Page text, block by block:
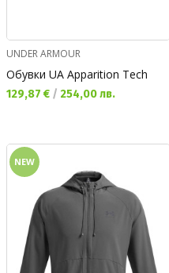
UNDER ARMOUR
Обувки UA Apparition Tech
Текуща цена:
129,87 € / 254,00 лв.
NEW